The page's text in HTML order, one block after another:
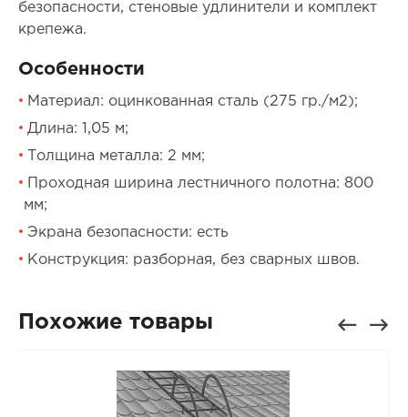
безопасности, стеновые удлинители и комплект
крепежа.
Особенности
Материал: оцинкованная сталь (275 гр./м2);
Длина: 1,05 м;
Толщина металла: 2 мм;
Проходная ширина лестничного полотна: 800
мм;
Экрана безопасности: есть
Конструкция: разборная, без сварных швов.
Похожие товары